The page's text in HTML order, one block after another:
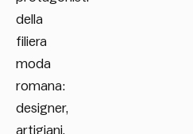
della
filiera
moda
romana:
designer,
artigiani,